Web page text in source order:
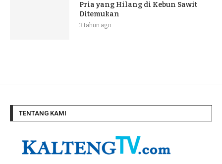
Pria yang Hilang di Kebun Sawit
Ditemukan
3 tahun ago
TENTANG KAMI